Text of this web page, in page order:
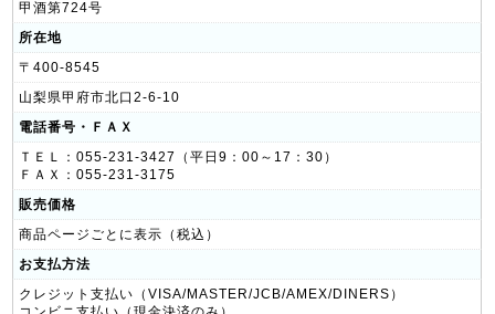
甲酒第724号
所在地
〒400-8545
山梨県甲府市北口2-6-10
電話番号・ＦＡＸ
ＴＥＬ：055-231-3427（平日9：00～17：30）
ＦＡＸ：055-231-3175
販売価格
商品ページごとに表示（税込）
お支払方法
クレジット支払い（VISA/MASTER/JCB/AMEX/DINERS）